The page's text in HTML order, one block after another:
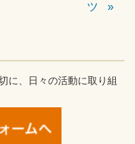
ツ
に、日々の活動に取り組